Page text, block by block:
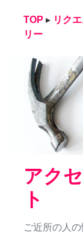
TOP ▸ リク
リー
アク
ト
ご近所の人